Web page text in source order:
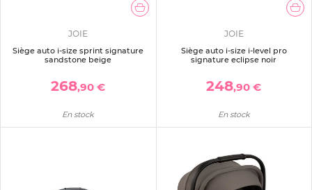
JOIE
Siège auto i-size sprint signature
sandstone beige
268,90 €
En stock
JOIE
Siège auto i-size i-level pro
signature eclipse noir
248,90 €
En stock